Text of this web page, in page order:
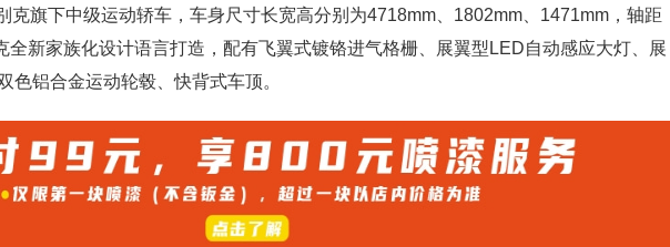
克旗下中级运动轿车，车身尺寸长宽高分别为4718mm、1802mm、1471mm，轴距
全新家族化设计语言打造，配有飞翼式镀铬进气格栅、展翼型LED自动感应大灯、展
色铝合金运动轮毂、快背式车顶。